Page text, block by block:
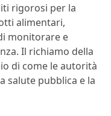
rigorosi per la
alimentari,
monitorare e
Il richiamo della
di come le autorità
salute pubblica e la